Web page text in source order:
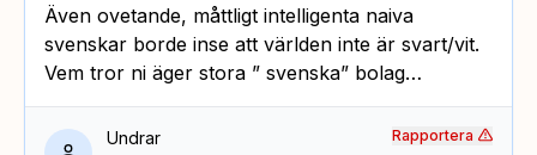
Även ovetande, måttligt intelligenta naiva
svenskar borde inse att världen inte är svart/vit.
Vem tror ni äger stora ” svenska” bolag…
Undrar Rapportera